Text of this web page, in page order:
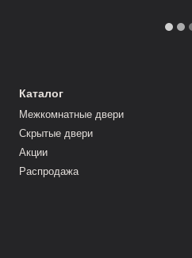
Каталог
Межкомнатные двери
Скрытые двери
Акции
Распродажа